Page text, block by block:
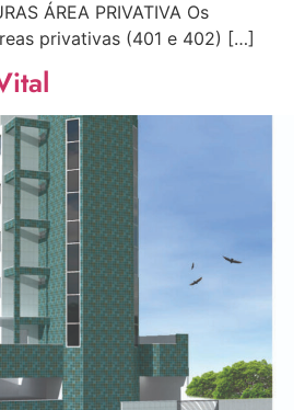
ÁREA PRIVATIVA Os
privativas (401 e 402) […]